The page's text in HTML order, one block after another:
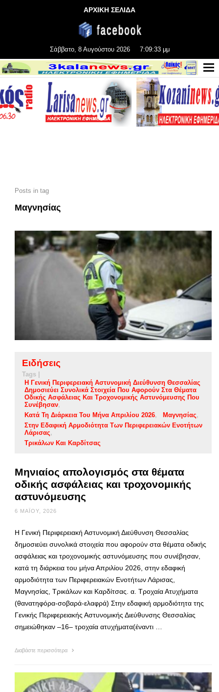
ΑΡΧΙΚΗ ΣΕΛΙΔΑ
Σάββατο, 8 Αυγούστου 2026 7:09:34 μμ
Posts in tag
Μαγνησίας
Ειδήσεις
Tags |
Η Γενική Περιφερειακή Αστυνομική Διεύθυνση Θεσσαλίας
Δημοσιεύει Συνολικά Στοιχεία Που Αφορούν Στα Θέματα
Οδικής Ασφάλειας Και Τροχονομικής Αστυνόμευσης Που
Συνέβησαν
Κατά Τη Διάρκεια Του Μήνα Απριλίου 2026
Μαγνησίας
Στην Εδαφική Αρμοδιότητα Των Περιφερειακών Ενοτήτων
Λάρισας
Τρικάλων Και Καρδίτσας
Μηνιαίος απολογισμός στα θέματα
οδικής ασφάλειας και τροχονομικής
αστυνόμευσης
6 ΜΑΪ́ΟΥ, 2026
Η Γενική Περιφερειακή Αστυνομική Διεύθυνση Θεσσαλίας
δημοσιεύει συνολικά στοιχεία που αφορούν στα θέματα οδικής
ασφάλειας και τροχονομικής αστυνόμευσης που συνέβησαν,
κατά τη διάρκεια του μήνα Απριλίου 2026, στην εδαφική
αρμοδιότητα των Περιφερειακών Ενοτήτων Λάρισας,
Μαγνησίας, Τρικάλων και Καρδίτσας. α. Τροχαία Ατυχήματα
(θανατηφόρα-σοβαρά-ελαφρά) Στην εδαφική αρμοδιότητα της
Γενικής Περιφερειακής Αστυνομικής Διεύθυνσης Θεσσαλίας
σημειώθηκαν –16– τροχαία ατυχήματα(έναντι …
Διαβάστε περισσότερα